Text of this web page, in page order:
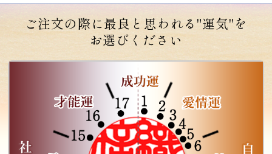
ご注文の際に最良と思われる"運気"を
お選びください